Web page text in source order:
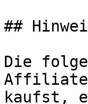
##
Die
Affiliate-
kaufst,